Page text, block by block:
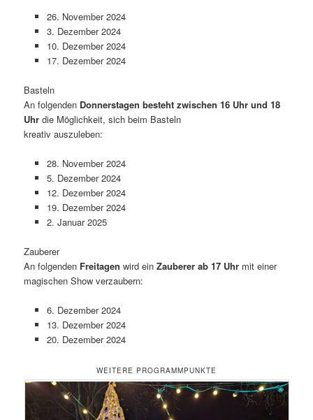
26. November 2024
3. Dezember 2024
10. Dezember 2024
17. Dezember 2024
Basteln
An folgenden Donnerstagen besteht zwischen 16 Uhr und 18
Uhr die Möglichkeit, sich beim Basteln
kreativ auszuleben:
28. November 2024
5. Dezember 2024
12. Dezember 2024
19. Dezember 2024
2. Januar 2025
Zauberer
An folgenden Freitagenwird einZauberer ab 17 Uhr mit einer
magischen Show verzaubern:
6. Dezember 2024
13. Dezember 2024
20. Dezember 2024
WEITERE PROGRAMMPUNKTE